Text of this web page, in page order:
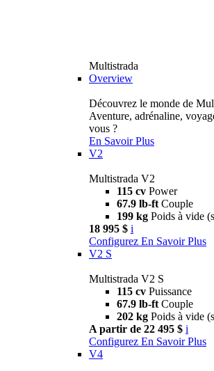
Multistrada
Overview
Découvrez le monde de
Aventure, adrénaline,
vous ?
En Savoir Plus
V2
Multistrada V2
115 cv Power
67.9 lb-ft Couple
199 kg Poids à vide
18 995 $ i
Configurez En Savoir Plus
V2 S
Multistrada V2 S
115 cv Puissance
67.9 lb-ft Couple
202 kg Poids à vide
A partir de 22 495 $ i
Configurez En Savoir Plus
V4